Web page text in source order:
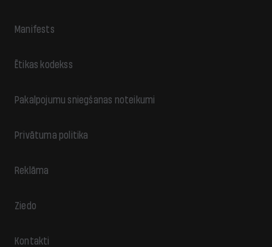
Manifests
Ētikas kodekss
Pakalpojumu sniegšanas noteikumi
Privātuma politika
Reklāma
Ziedo
Kontakti